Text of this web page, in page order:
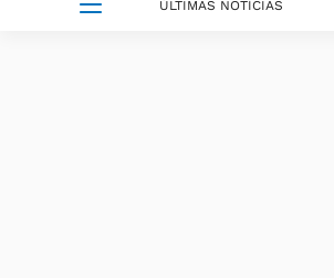
ÚLTIMAS NOTÍCIAS